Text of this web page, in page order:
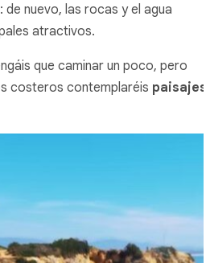
: de nuevo, las rocas y el agua
atractivos.
que caminar un poco, pero
costeros contemplaréis paisajes